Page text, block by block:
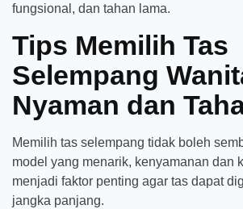
fungsional, dan tahan lama.
Tips Memilih Tas
Selempang
Nyaman dan
Memilih tas selempang tidak boleh
model yang menarik, kenyamanan dan
menjadi faktor penting agar tas dapat
jangka panjang.